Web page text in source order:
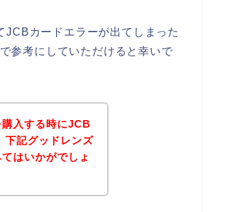
カードエラーが出てしまった
参考にしていただけると幸いで
入する時にJCB
下記グッドレンズ
はいかがでしょ